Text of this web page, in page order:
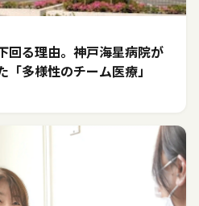
回る理由。神戸海星病院が
多様性のチーム医療」